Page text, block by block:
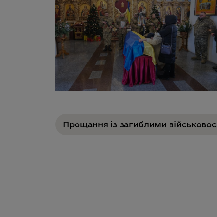
Прощання із загиблими